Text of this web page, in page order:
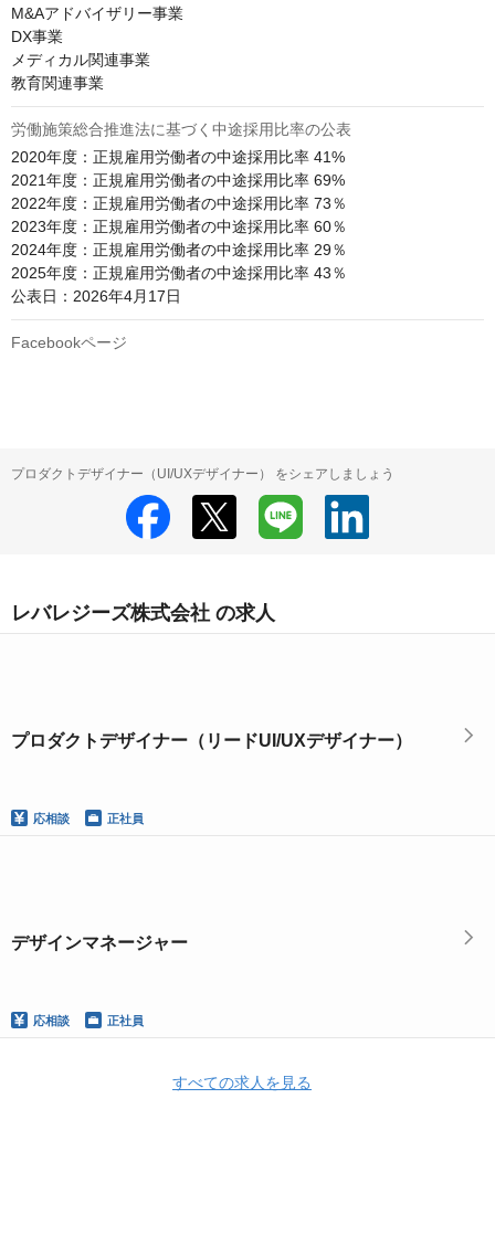
M&Aアドバイザリー事業
DX事業
メディカル関連事業
教育関連事業
労働施策総合推進法に基づく中途採用比率の公表
2020年度：正規雇用労働者の中途採用比率 41%
2021年度：正規雇用労働者の中途採用比率 69%
2022年度：正規雇用労働者の中途採用比率 73％
2023年度：正規雇用労働者の中途採用比率 60％
2024年度：正規雇用労働者の中途採用比率 29％
2025年度：正規雇用労働者の中途採用比率 43％
公表日：2026年4月17日
Facebookページ
プロダクトデザイナー（UI/UXデザイナー） をシェアしましょう
レバレジーズ株式会社 の求人
プロダクトデザイナー（リードUI/UXデザイナー）
応相談 正社員
デザインマネージャー
応相談 正社員
すべての求人を見る